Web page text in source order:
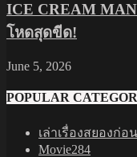
ICE CREAM
โหดสุดขีด!
June 5, 2026
POPULAR
เล่าเรื่องสยองก่อ
Movie284